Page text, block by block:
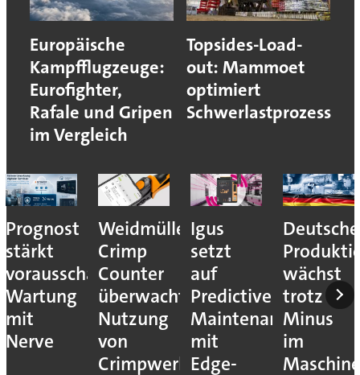
Europäische
Kampfflugzeuge:
Eurofighter,
Rafale und Gripen
im Vergleich
Topsides-Load-
out: Mammoet
optimiert
Schwerlastprozess
Prognost
stärkt
vorausschauende
Wartung
mit
Nerve
Weidmüller:
Crimp
Counter
überwacht
Nutzung
von
Crimpwerkzeugen
Igus
setzt
auf
Predictive
Maintenance
mit
Edge-
Deutsche
wächst
trotz
Minus
im